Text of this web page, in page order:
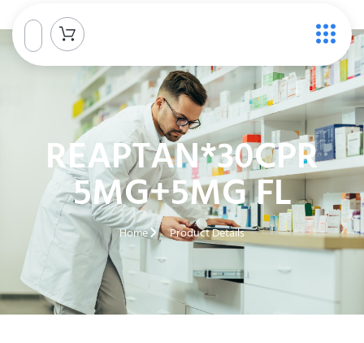
REAPTAN*30CPR
5MG+5MG FL
Home Product Details